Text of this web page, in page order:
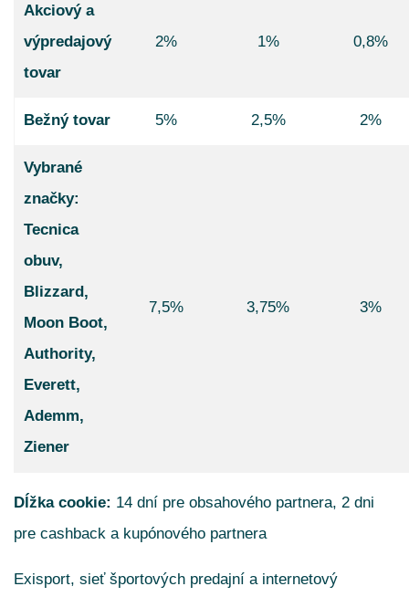
Akciový a
výpredajový
tovar
2% 1% 0,8%
Bežný tovar 5% 2,5% 2%
Vybrané
značky:
Tecnica
obuv,
Blizzard,
Moon Boot,
Authority,
Everett,
Ademm,
Ziener
7,5% 3,75% 3%
Dĺžka cookie: 14 dní pre obsahového partnera, 2 dni
pre cashback a kupónového partnera
Exisport, sieť športových predajní a internetový